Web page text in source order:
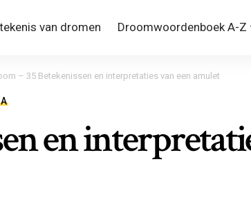
van dromen Droomwoordenboek A-Z
– 35 Betekenissen en interpretaties van een amulet
en